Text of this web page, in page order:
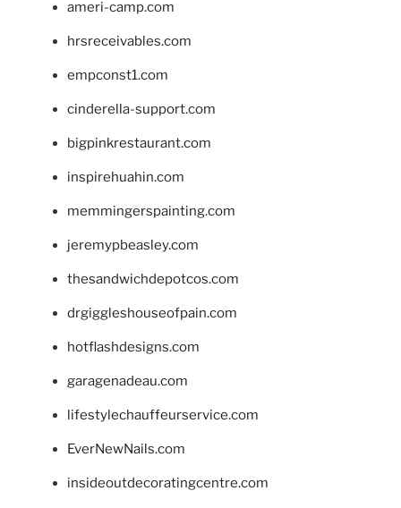
ameri-camp.com
hrsreceivables.com
empconst1.com
cinderella-support.com
bigpinkrestaurant.com
inspirehuahin.com
memmingerspainting.com
jeremypbeasley.com
thesandwichdepotcos.com
drgiggleshouseofpain.com
hotflashdesigns.com
garagenadeau.com
lifestylechauffeurservice.com
EverNewNails.com
insideoutdecoratingcentre.com